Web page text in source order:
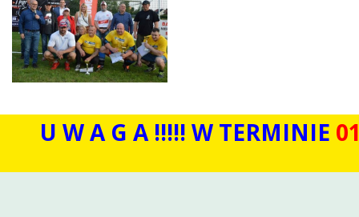
W A G A !!!!! W TERMINIE01.07